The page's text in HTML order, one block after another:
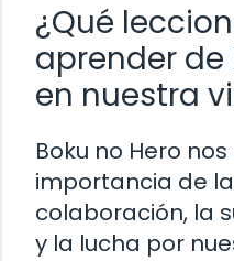
¿Qué
aprender de
en nuestra
Boku no Hero
importancia de
colaboración, la
y la lucha por